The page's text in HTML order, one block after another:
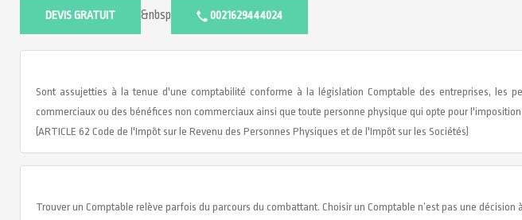
DEVIS GRATUIT &nbsp 0021629444024
Sont assujetties à la tenue d'une comptabilité conforme à la législation Comptable des entreprises, les
commerciaux ou des bénéfices non commerciaux ainsi que toute personne physique qui opte pour
(ARTICLE 62 Code de l'Impôt sur le Revenu des Personnes Physiques et de l'Impôt sur les Sociétés)
Trouver un Comptable relève parfois du parcours du combattant. Choisir un Comptable n’est pas une décision